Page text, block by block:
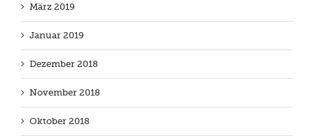
März 2019
Januar 2019
Dezember 2018
November 2018
Oktober 2018